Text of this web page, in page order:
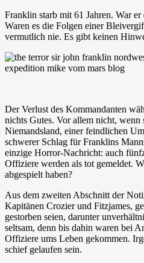
Franklin starb mit 61 Jahren. War
Waren es die Folgen einer
vermutlich nie. Es gibt keinen
Der Verlust des Kommandanten
nichts Gutes. Vor allem nicht, wenn
Niemandsland, einer feindlichen
schwerer Schlag für Franklins
einzige Horror-Nachricht: auch
Offiziere werden als tot gemeldet.
abgespielt haben?
Aus dem zweiten Abschnitt der
Kapitänen Crozier und Fitzjames,
gestorben seien, darunter
seltsam, denn bis dahin waren bei
Offiziere ums Leben gekommen.
schief gelaufen sein.